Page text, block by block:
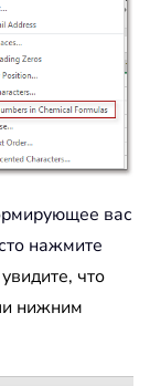
вас
нажмите
что
нижним